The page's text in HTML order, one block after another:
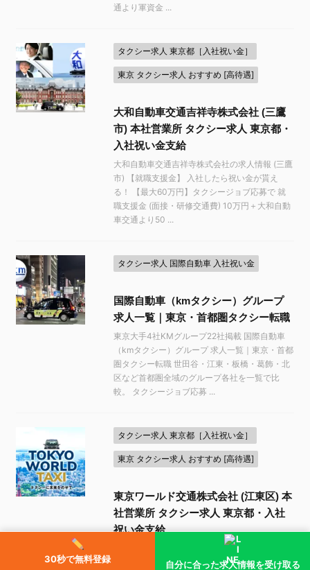
通より軍資金 ...
タクシー求人 東京都［入社祝い金］
東京 タクシー求人 おすすめ [高待遇]
大和自動車交通吉祥寺株式会社 (三鷹
市) 本社営業所 タクシー求人 東京都・
入社祝い金支給
大和自動車交通吉祥寺株式会社の求人情報 (三鷹
市) 【就職支援金】 入社したら祝い金が貰え
る！ 【最大60万円】タクシージョブ応募で 就
職支援金 (面接・研修交通費) 10万円＋大和自動
車交通より50 ...
タクシー求人 国際自動車 入社祝い金
国際自動車（kmタクシー）グループ
求人一覧｜東京・首都圏タクシー転職
東京大手4社KMグループ22社掲載 国際自動車
（kmタクシー）グループ 求人一覧｜東京・首都
圏タクシー転職 世田谷・江東・板橋・葛飾・北
区など首都圏全域のグループ各社を一覧で比
較。 タクシージョブ応募 ...
タクシー求人 東京都［入社祝い金］
東京 タクシー求人 おすすめ [高待遇]
東京ワールド交通株式会社 (江東区) 本
社営業所 タクシー求人 東京都・入社
祝い金支給
東京ワールド交通株式会社の求人情報 (江東区)
本社営業所【入社祝い金】 入社したら祝い金が
30秒で無料登録
自分に合った求人情報を受け取る